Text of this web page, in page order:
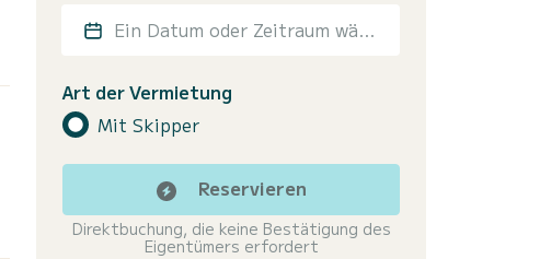
Ein Datum oder Zeitraum wählen
Art der Vermietung
Mit Skipper
Reservieren
Direktbuchung, die keine Bestätigung des
Eigentümers erfordert